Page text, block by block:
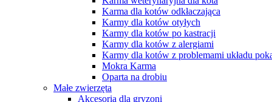
Karma dla kotów odkłaczająca
Karmy dla kotów otyłych
Karmy dla kotów po kastracji
Karmy dla kotów z alergiami
Karmy dla kotów z problemami układu
Mokra Karma
Oparta na drobiu
Małe zwierzęta
Akcesoria dla gryzoni